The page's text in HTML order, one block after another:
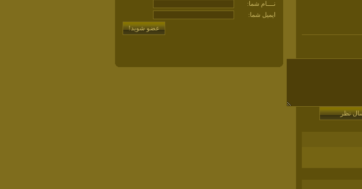
نــــام شما:
ايميل شما: